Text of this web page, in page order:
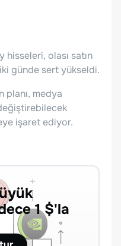
olası satın
günde sert yükseldi.
planı, medya
işaret ediyor.
1 $'la